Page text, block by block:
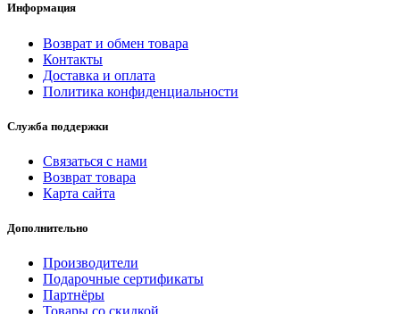
Информация
Возврат и обмен товара
Контакты
Доставка и оплата
Политика конфиденциальности
Служба поддержки
Связаться с нами
Возврат товара
Карта сайта
Дополнительно
Производители
Подарочные сертификаты
Партнёры